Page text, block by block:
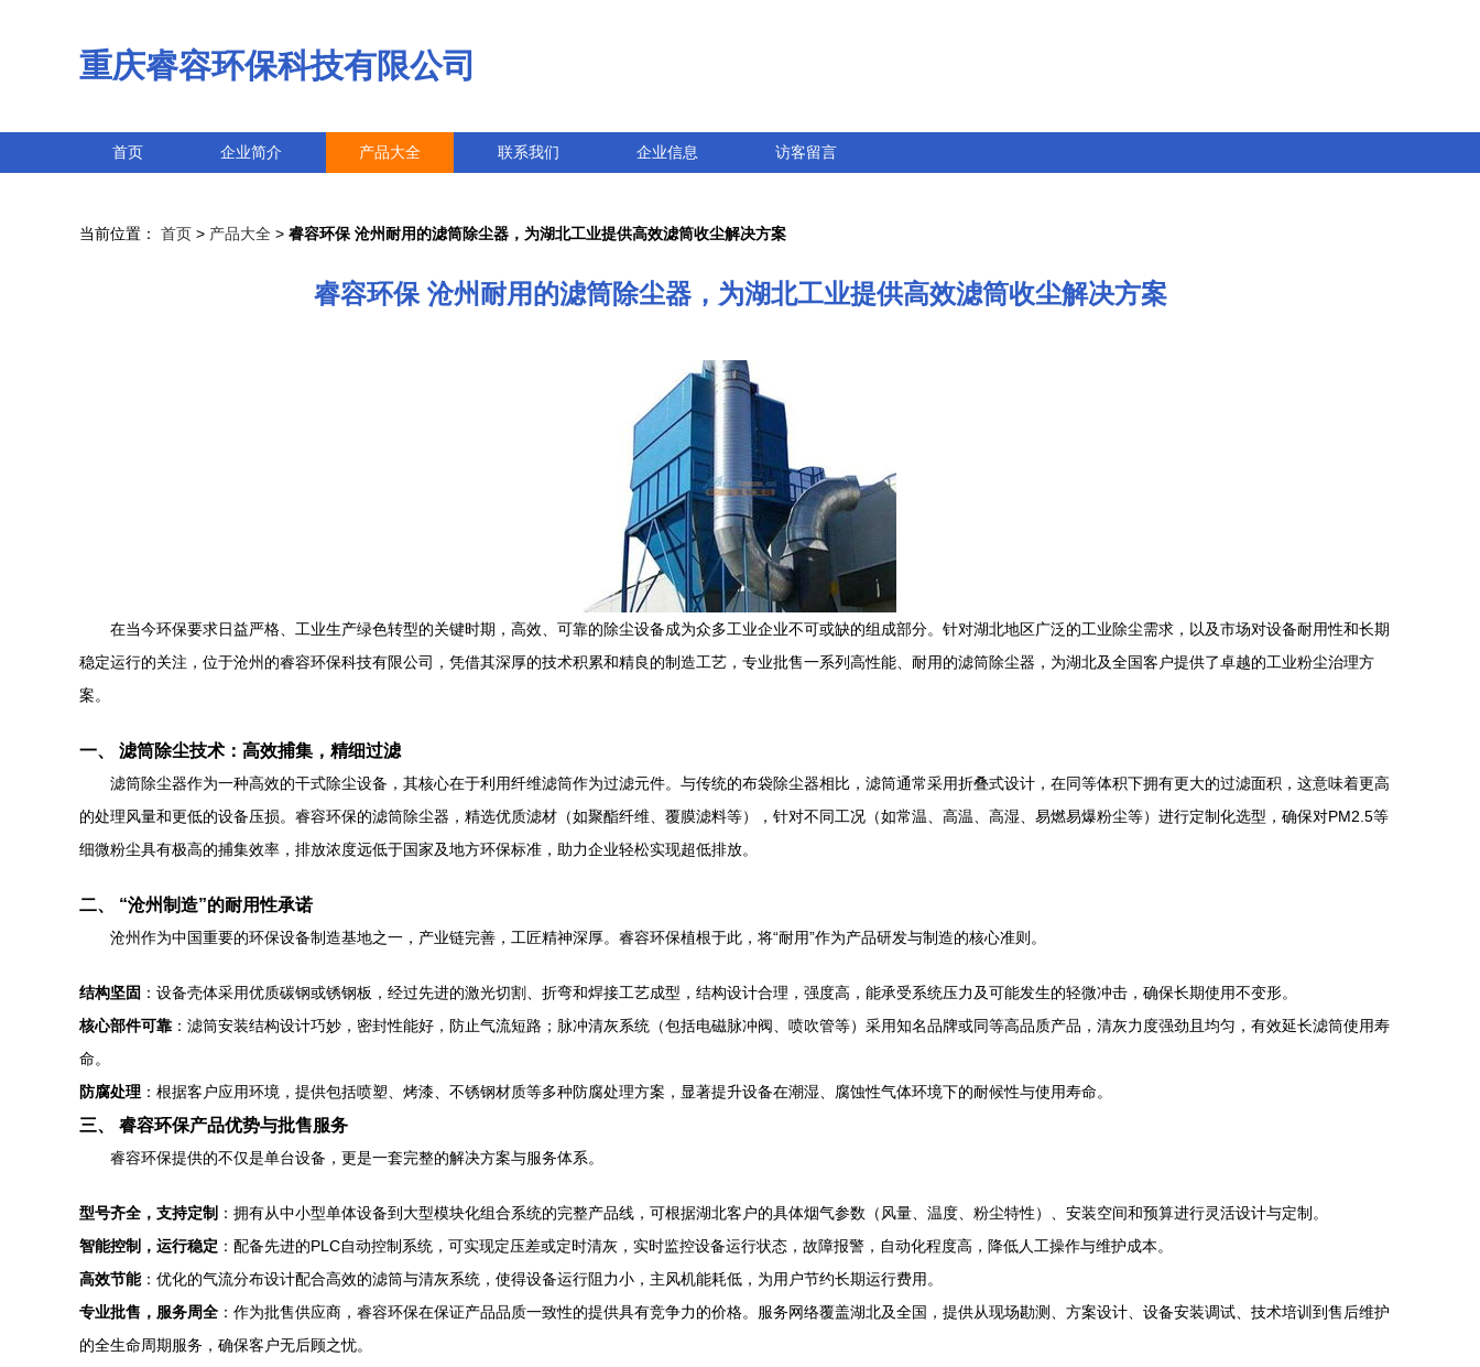
重庆睿容环保科技有限公司
首页 企业简介 产品大全 联系我们 企业信息 访客留言
当前位置： 首页 > 产品大全 > 睿容环保 沧州耐用的滤筒除尘器，为湖北工业提供高效滤筒收尘解决方案
睿容环保 沧州耐用的滤筒除尘器，为湖北工业提供高效滤筒收尘解决方案
在当今环保要求日益严格、工业生产绿色转型的关键时期，高效、可靠的除尘设备成为众多工业企业不可或缺的组成部分。针对湖北地区广泛的工业除尘需求，以及市场对设备耐用性和长期
稳定运行的关注，位于沧州的睿容环保科技有限公司，凭借其深厚的技术积累和精良的制造工艺，专业批售一系列高性能、耐用的滤筒除尘器，为湖北及全国客户提供了卓越的工业粉尘治理方
案。
一、 滤筒除尘技术：高效捕集，精细过滤
滤筒除尘器作为一种高效的干式除尘设备，其核心在于利用纤维滤筒作为过滤元件。与传统的布袋除尘器相比，滤筒通常采用折叠式设计，在同等体积下拥有更大的过滤面积，这意味着更高
的处理风量和更低的设备压损。睿容环保的滤筒除尘器，精选优质滤材（如聚酯纤维、覆膜滤料等），针对不同工况（如常温、高温、高湿、易燃易爆粉尘等）进行定制化选型，确保对PM2.5等
细微粉尘具有极高的捕集效率，排放浓度远低于国家及地方环保标准，助力企业轻松实现超低排放。
二、 “沧州制造”的耐用性承诺
沧州作为中国重要的环保设备制造基地之一，产业链完善，工匠精神深厚。睿容环保植根于此，将“耐用”作为产品研发与制造的核心准则。
结构坚固 ：设备壳体采用优质碳钢或锈钢板，经过先进的激光切割、折弯和焊接工艺成型，结构设计合理，强度高，能承受系统压力及可能发生的轻微冲击，确保长期使用不变形。
核心部件可靠 ：滤筒安装结构设计巧妙，密封性能好，防止气流短路；脉冲清灰系统（包括电磁脉冲阀、喷吹管等）采用知名品牌或同等高品质产品，清灰力度强劲且均匀，有效延长滤筒使用寿
命。
防腐处理 ：根据客户应用环境，提供包括喷塑、烤漆、不锈钢材质等多种防腐处理方案，显著提升设备在潮湿、腐蚀性气体环境下的耐候性与使用寿命。
三、 睿容环保产品优势与批售服务
睿容环保提供的不仅是单台设备，更是一套完整的解决方案与服务体系。
型号齐全，支持定制 ：拥有从中小型单体设备到大型模块化组合系统的完整产品线，可根据湖北客户的具体烟气参数（风量、温度、粉尘特性）、安装空间和预算进行灵活设计与定制。
智能控制，运行稳定 ：配备先进的PLC自动控制系统，可实现定压差或定时清灰，实时监控设备运行状态，故障报警，自动化程度高，降低人工操作与维护成本。
高效节能：优化的气流分布设计配合高效的滤筒与清灰系统，使得设备运行阻力小，主风机能耗低，为用户节约长期运行费用。
专业批售，服务周全 ：作为批售供应商，睿容环保在保证产品品质一致性的提供具有竞争力的价格。服务网络覆盖湖北及全国，提供从现场勘测、方案设计、设备安装调试、技术培训到售后维护
的全生命周期服务，确保客户无后顾之忧。